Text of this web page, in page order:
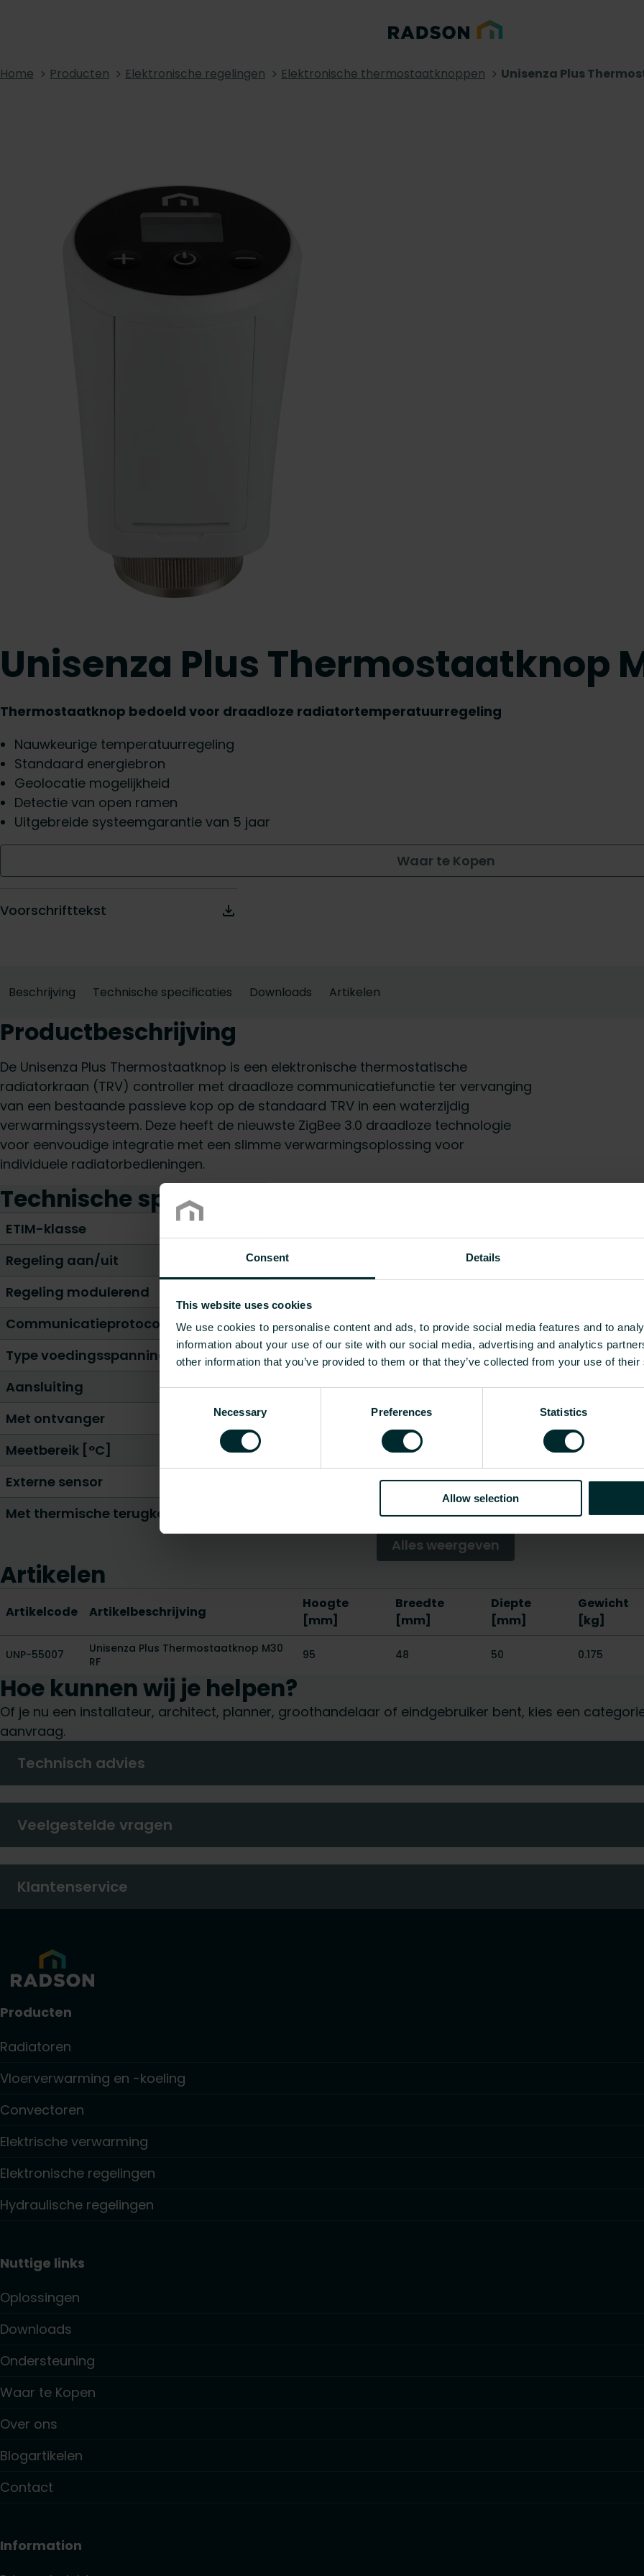
Consent Details
This website uses cookies
We use cookies to personalise content and ads, to provide social media features and to
information about your use of our site with our social media, advertising and analytics
other information that you’ve provided to them or that they’ve collected from your use of
Necessary Preferences Statistics
Allow selection
Home Producten Elektronische regelingen Elektronische thermostaatknoppen Unisenza Plus
Unisenza Plus Thermostaatknop
Thermostaatknop bedoeld voor draadloze radiatortemperatuurregeling
Nauwkeurige temperatuurregeling
Standaard energiebron
Geolocatie mogelijkheid
Detectie van open ramen
Uitgebreide systeemgarantie van 5 jaar
Waar te Kopen
Voorschrifttekst
Beschrijving Technische specificaties Downloads Artikelen
Productbeschrijving
De Unisenza Plus Thermostaatknop is een elektronische thermostatische
radiatorkraan (TRV) controller met draadloze communicatiefunctie ter vervanging
van een bestaande passieve kop op de standaard TRV in een waterzijdig
verwarmingssysteem. Deze heeft de nieuwste ZigBee 3.0 draadloze technologie
voor eenvoudige integratie met een slimme verwarmingsoplossing voor
individuele radiatorbedieningen.
Technische specificaties
ETIM-klasse
Regeling aan/uit
Nee
Regeling modulerend
Communicatieprotocol
merkgebonden
Type voedingsspanning
Batterij/Accu
Aansluiting
Draadloos
Met ontvanger
Meetbereik [°C]
Externe sensor
Nee
Met thermische terugkoppeling
Nee
Alles weergeven
Artikelen
Artikelcode Artikelbeschrijving
Hoogte
[mm]
Breedte
[mm]
Diepte
[mm]
Gewicht
[kg]
UNP-55007
Unisenza Plus Thermostaatknop M30
RF
95 48 50 0.175
Hoe kunnen wij je helpen?
Of je nu een installateur, architect, planner, groothandelaar of eindgebruiker bent, kies een
aanvraag.
Technisch advies
Veelgestelde vragen
Klantenservice
Producten
Radiatoren
Vloerverwarming en -koeling
Convectoren
Elektrische verwarming
Elektronische regelingen
Hydraulische regelingen
Nuttige links
Oplossingen
Downloads
Ondersteuning
Waar te Kopen
Over ons
Blogartikelen
Contact
Information